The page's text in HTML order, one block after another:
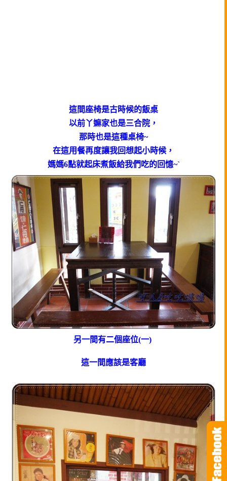
這間座椅是古時候的飯桌
以前丫嫲家也是三合院，
那時也是這種桌椅~
在這用餐再度讓我回想起小時候，
媽媽6點就起床煮飯給我們吃的回憶~`
另一間有二個座位(一)
這一間應該是客廳